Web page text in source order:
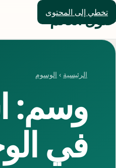
تخطي إلى المحتوى
حلول العالم
الرئيسية › الوسوم
وسم:
في